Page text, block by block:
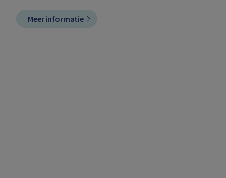
Meer informatie